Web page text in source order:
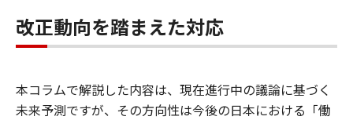
改正動向を踏まえた対応
本コラムで解説した内容は、現在進行中の議論に基づく
未来予測ですが、その方向性は今後の日本における「働